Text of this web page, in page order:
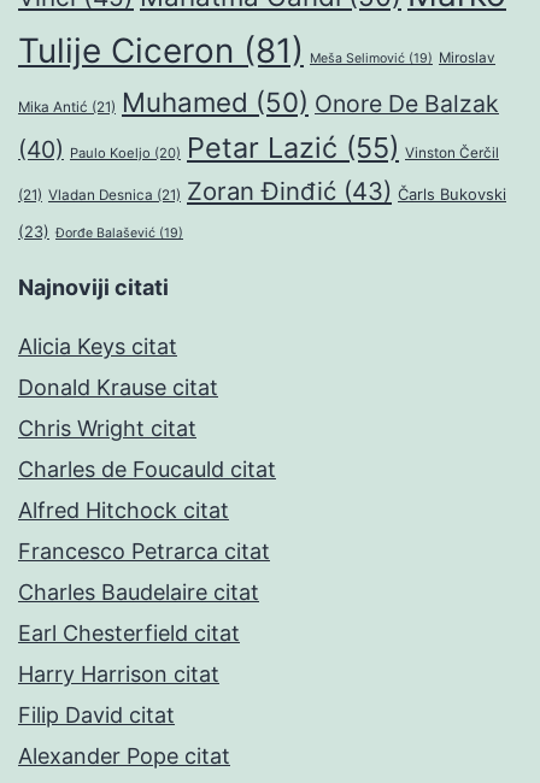
Tulije Ciceron (81) Meša Selimović (19) Miroslav
Mika Antić (21) Muhamed (50) Onore De Balzak
(40) Paulo Koeljo (20) Petar Lazić (55) Vinston Čerčil
(21) Vladan Desnica (21) Zoran Đinđić (43) Čarls Bukovski
(23) Đorđe Balašević (19)
Najnoviji citati
Alicia Keys citat
Donald Krause citat
Chris Wright citat
Charles de Foucauld citat
Alfred Hitchock citat
Francesco Petrarca citat
Charles Baudelaire citat
Earl Chesterfield citat
Harry Harrison citat
Filip David citat
Alexander Pope citat